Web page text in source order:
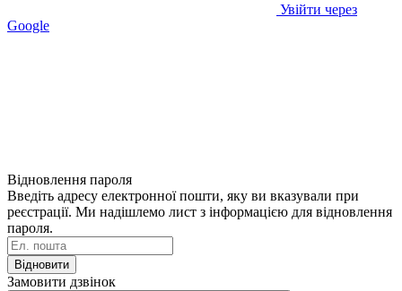
Увійти через
Google
Відновлення пароля
Введіть адресу електронної пошти, яку ви вказували при
реєстрації. Ми надішлемо лист з інформацією для відновлення
пароля.
Відновити
Замовити дзвінок